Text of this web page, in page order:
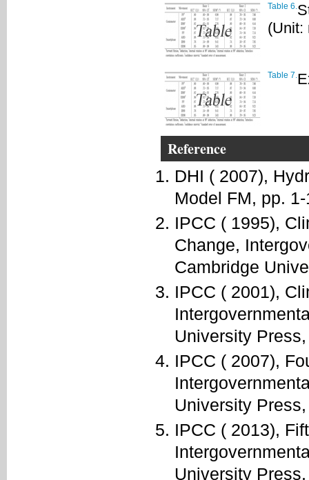
Table 6.
(Unit:
Table 7.
Reference
DHI ( 2007),
Model FM, pp.
IPCC ( 1995),
Change,
Cambridge
IPCC ( 2001),
University
IPCC ( 2007),
University
IPCC ( 2013),
University